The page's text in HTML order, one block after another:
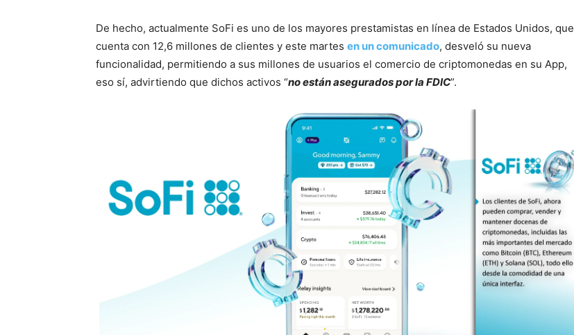
De hecho, actualmente SoFi es uno de los mayores prestamistas en línea de Estados Unidos, que
cuenta con 12,6 millones de clientes y este martes en un comunicado, desveló su nueva
funcionalidad, permitiendo a sus millones de usuarios el comercio de criptomonedas en su App,
eso sí, advirtiendo que dichos activos “no están asegurados por la FDIC”.